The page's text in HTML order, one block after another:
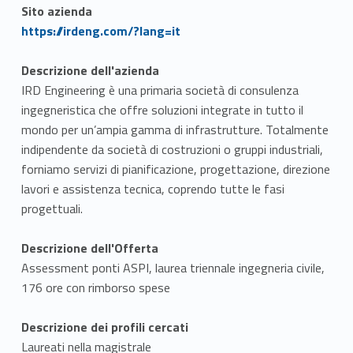
Sito azienda
Link identifier #identifier__46203-1https://irdeng.com/?lang=it
Descrizione dell'azienda
IRD Engineering è una primaria società di consulenza
ingegneristica che offre soluzioni integrate in tutto il
mondo per un’ampia gamma di infrastrutture. Totalmente
indipendente da società di costruzioni o gruppi industriali,
forniamo servizi di pianificazione, progettazione, direzione
lavori e assistenza tecnica, coprendo tutte le fasi
progettuali.
Descrizione dell'Offerta
Assessment ponti ASPI, laurea triennale ingegneria civile,
176 ore con rimborso spese
Descrizione dei profili cercati
Laureati nella magistrale